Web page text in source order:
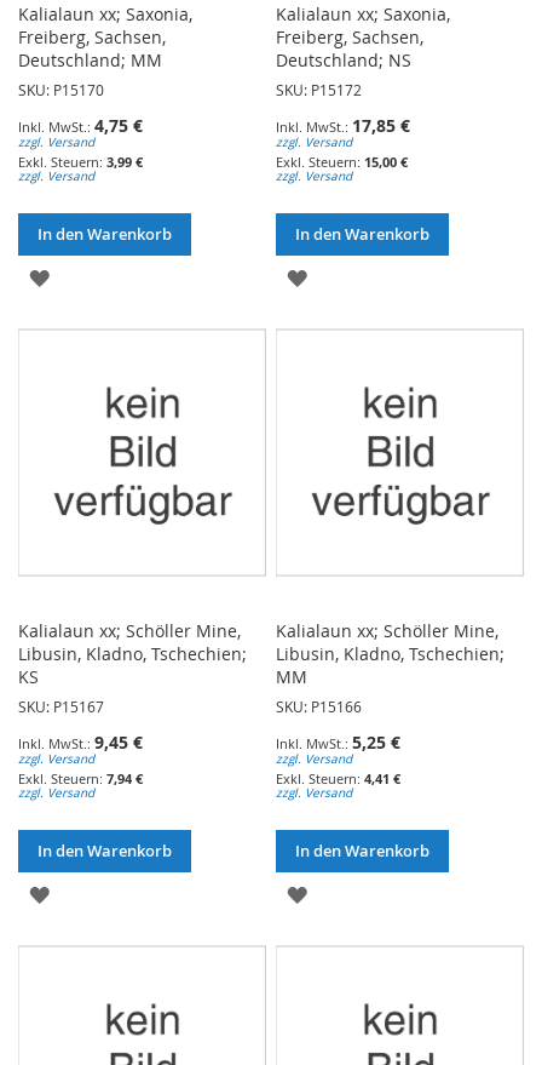
Kalialaun xx; Saxonia,
Freiberg, Sachsen,
Deutschland; MM
SKU: P15170
4,75 €
zzgl. Versand
3,99 €
zzgl. Versand
In den Warenkorb
ZUR
Kalialaun xx; Saxonia,
Freiberg, Sachsen,
Deutschland; NS
SKU: P15172
17,85 €
zzgl. Versand
15,00 €
zzgl. Versand
In den Warenkorb
ZUR
Kalialaun xx; Schöller Mine,
Libusin, Kladno, Tschechien;
KS
SKU: P15167
9,45 €
zzgl. Versand
7,94 €
zzgl. Versand
In den Warenkorb
ZUR
Kalialaun xx; Schöller Mine,
Libusin, Kladno, Tschechien;
MM
SKU: P15166
5,25 €
zzgl. Versand
4,41 €
zzgl. Versand
In den Warenkorb
ZUR